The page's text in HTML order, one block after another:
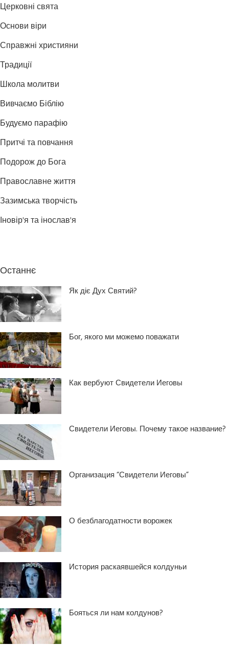
Церковні свята
Основи віри
Справжні християни
Традиції
Школа молитви
Вивчаємо Біблію
Будуємо парафію
Притчі та повчання
Подорож до Бога
Православне життя
Зазимська творчість
Іновір'я та інослав'я
Останнє
Як діє Дух Святий?
Бог, якого ми можемо поважати
Как вербуют Свидетели Иеговы
Свидетели Иеговы. Почему такое название?
Организация “Свидетели Иеговы”
О безблагодатности ворожек
История раскаявшейся колдуньи
Бояться ли нам колдунов?